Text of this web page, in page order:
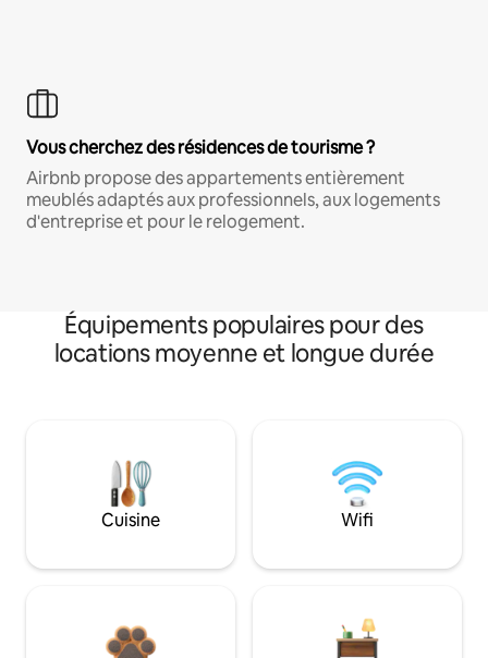
Vous cherchez des résidences de tourisme ?
Airbnb propose des appartements entièrement
meublés adaptés aux professionnels, aux logements
d'entreprise et pour le relogement.
Équipements populaires pour des
locations moyenne et longue durée
Cuisine Wifi